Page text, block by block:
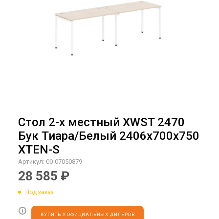
Стол 2-х местный XWST 2470
Бук Тиара/Белый 2406х700х750
XTEN-S
Артикул: 00-07050879
28 585 ₽
Под заказ
КУПИТЬ У ОФИЦИАЛЬНЫХ ДИЛЕРОВ